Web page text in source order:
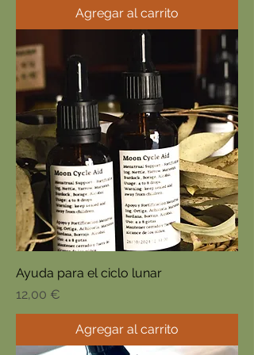
Agregar al carrito
Ayuda para el ciclo lunar
Precio
12,00 €
Agregar al carrito